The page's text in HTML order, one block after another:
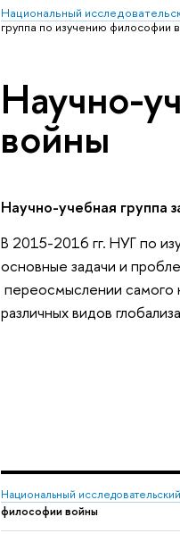
Национальный
группа по изучению философии
Научно-
войны
Научно-учебная группа
В 2015-2016 гг. НУГ по
основные задачи и
переосмыслении самого
различных видов
Национальный
философии войны